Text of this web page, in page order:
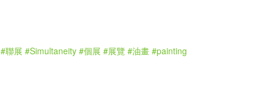
#聯展 #Simultaneity #個展 #展覽 #油畫 #painting